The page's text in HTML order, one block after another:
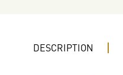
DESCRIPTION